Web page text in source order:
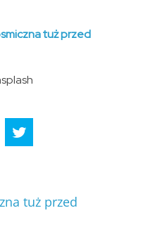
tuż przed
tuż przed